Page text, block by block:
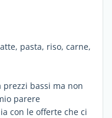
pasta, riso, carne,
bassi ma non
parere
con le offerte che ci